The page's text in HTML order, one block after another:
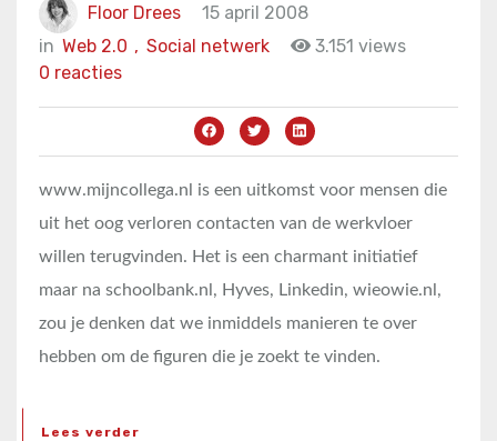
Floor Drees
15 april 2008
in
Social netwerk
Web 2.0 ,
3.151 views
0 reacties
www.mijncollega.nl is een uitkomst voor mensen die
uit het oog verloren contacten van de werkvloer
willen terugvinden. Het is een charmant initiatief
maar na schoolbank.nl, Hyves, Linkedin, wieowie.nl,
zou je denken dat we inmiddels manieren te over
hebben om de figuren die je zoekt te vinden.
Lees verder